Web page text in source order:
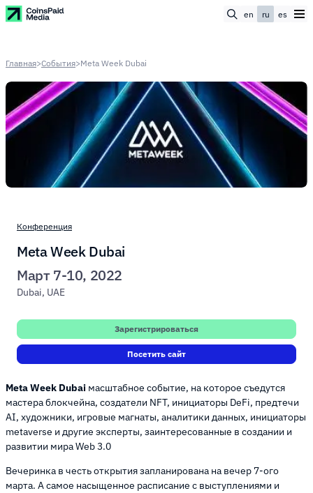
en ru es
Главная>События>Meta Week Dubai
Meta Week Dubai масштабное событие, на которое съедутся
мастера блокчейна, создатели NFT, инициаторы DeFi, предтечи
AI, художники, игровые магнаты, аналитики данных, инициаторы
metaverse и другие эксперты, заинтересованные в создании и
развитии мира Web 3.0
Вечеринка в честь открытия запланирована на вечер 7-ого
марта. А самое насыщенное расписание с выступлениями и
Конференция
Meta Week Dubai
Март 7-10, 2022
Dubai, UAE
Зарегистрироваться
Посетить сайт